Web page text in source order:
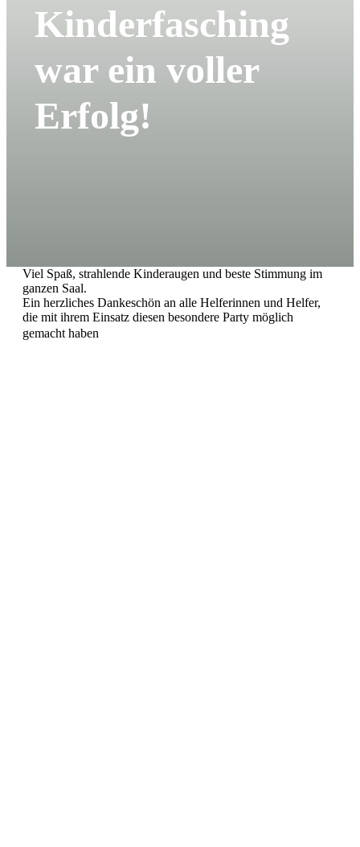
Kinderfasching
war ein voller
Erfolg!
Viel Spaß, strahlende Kinderaugen und beste Stimmung im
ganzen Saal.
Ein herzliches Dankeschön an alle Helferinnen und Helfer,
die mit ihrem Einsatz diesen besondere Party möglich
gemacht haben